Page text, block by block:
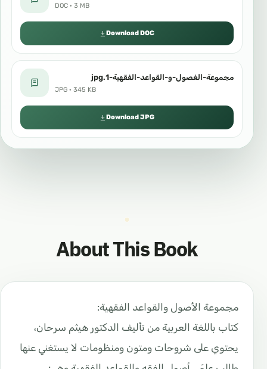
DOC · 3 MB
Download DOC
مجموعة-الغصول-و-القواعد-الفقهية-1.jpg
JPG · 345 KB
Download JPG
About This Book
مجموعة الأصول والقواعد الفقهية:
كتاب باللغة العربية من تأليف الدكتور هيثم سرحان،
يحتوي على شروحات ومتون ومنظومات لا يستغني عنها